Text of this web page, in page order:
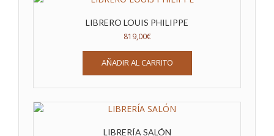
LIBRERO LOUIS PHILIPPE
819,00€
AÑADIR AL CARRITO
LIBRERÍA SALÓN